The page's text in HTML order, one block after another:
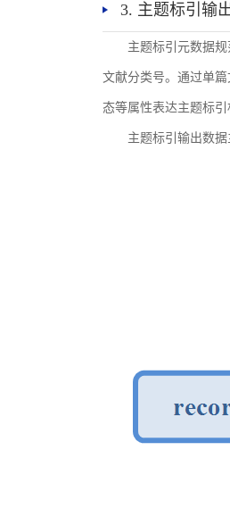
3. 主题标引输
主题标引元数据
文献分类号。通过单
态等属性表达主题标
主题标引输出数